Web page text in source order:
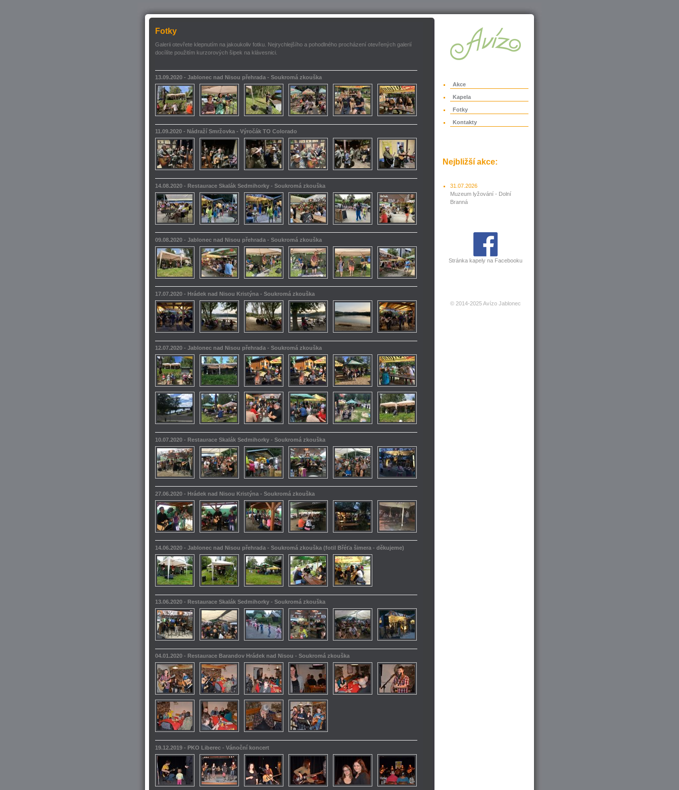
Akce
Kapela
Fotky
Kontakty
Nejbližší akce:
31.07.2026
Muzeum lyžování - Dolní
Branná
Stránka kapely na Facebooku
© 2014-2025 Avízo Jablonec
Fotky
Galerii otevřete klepnutím na jakoukoliv fotku. Nejrychlejšího a pohodlného procházení otevřených galerií
docílíte použitím kurzorových šipek na klávesnici.
13.09.2020 - Jablonec nad Nisou přehrada - Soukromá zkouška
11.09.2020 - Nádraží Smržovka - Výročák TO Colorado
14.08.2020 - Restaurace Skalák Sedmihorky - Soukromá zkouška
09.08.2020 - Jablonec nad Nisou přehrada - Soukromá zkouška
17.07.2020 - Hrádek nad Nisou Kristýna - Soukromá zkouška
12.07.2020 - Jablonec nad Nisou přehrada - Soukromá zkouška
10.07.2020 - Restaurace Skalák Sedmihorky - Soukromá zkouška
27.06.2020 - Hrádek nad Nisou Kristýna - Soukromá zkouška
14.06.2020 - Jablonec nad Nisou přehrada - Soukromá zkouška (fotil Břéťa šimera - děkujeme)
13.06.2020 - Restaurace Skalák Sedmihorky - Soukromá zkouška
04.01.2020 - Restaurace Barandov Hrádek nad Nisou - Soukromá zkouška
19.12.2019 - PKO Liberec - Vánoční koncert